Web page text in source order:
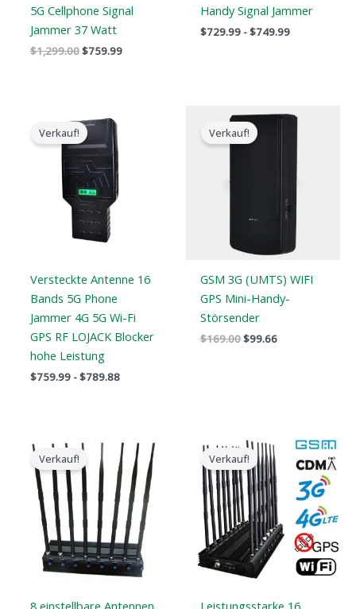
5G Cellphone Signal
Jammer 37 Watt
$1,299.00$759.99
Handy Signal Jammer
$729.99 -$749.99
Verkauf!
Versteckte Antenne 16
Bands 5G Phone
Jammer 4G 5G Wi-Fi
GPS RF LOJACK Blocker
hohe Leistung
$759.99 -$789.88
Verkauf!
GSM 3G (UMTS) WIFI
GPS Mini-Handy-
Störsender
$169.00
Der
ursprüngliche
Preis
$99.66
Der
$99.66.
Verkauf!
8 einstellbare Antennen
ursprüngliche
Preis
war:
$799.00.
aktuelle
Preis
ist:
$559.88.
Verkauf!
Leistungsstarke 16
Der
ursprüngliche
Preis
war:
$1,799.00.
Der
aktuelle
Preis
ist:
$1,049.99.